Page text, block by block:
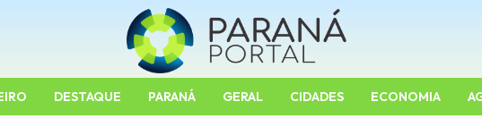
DESTAQUE PARANÁ GERAL CIDADES ECONOMIA